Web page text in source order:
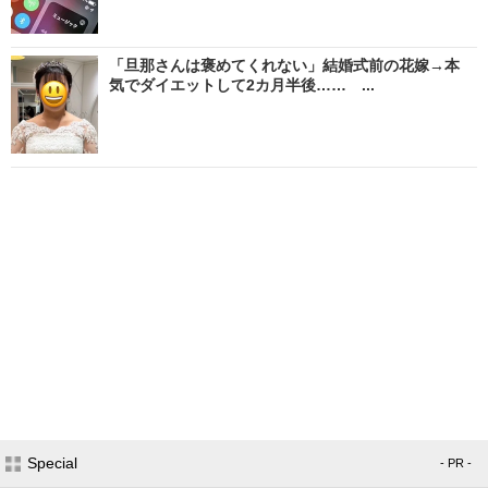
「旦那さんは褒めてくれない」結婚式前の花嫁→本
気でダイエットして2カ月半後…… ...
Special - PR -